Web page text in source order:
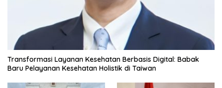
Transformasi Layanan Kesehatan Berbasis Digital: Babak
Baru Pelayanan Kesehatan Holistik di Taiwan